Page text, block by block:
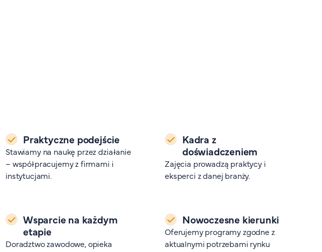
Praktyczne podejście
Stawiamy na naukę przez działanie
– współpracujemy z firmami i
instytucjami.
Kadra z
doświadczeniem
Zajęcia prowadzą praktycy i
eksperci z danej branży.
Wsparcie na każdym
etapie
Doradztwo zawodowe, opieka
Nowoczesne kierunki
Oferujemy programy zgodne z
aktualnymi potrzebami rynku